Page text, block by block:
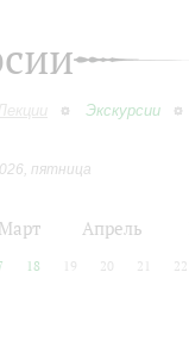
Лекции Экскурсии
пятница
Март Апрель
18 19 20 21 22